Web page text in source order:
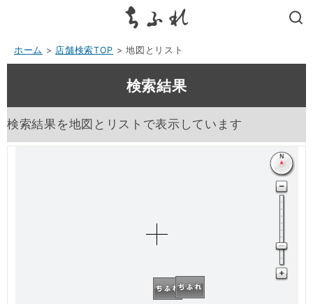
ホーム > 店舗検索TOP > 地図とリスト
検索結果
検索結果を地図とリストで表示しています